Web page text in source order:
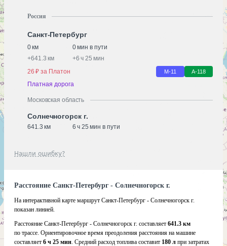
Россия
Санкт-Петербург
0 км
0 мин в пути
+641.3 км +6 ч 25 мин
26 ₽ за Платон
М-11 А-118
Платная дорога
Московская область
Солнечногорск г.
641.3 км 6 ч 25 мин в пути
Нашли ошибку?
Расстояние Санкт-Петербург - Солнечногорск г.
На интерактивной карте маршрут Санкт-Петербург - Солнечногорск г.
показан линией.
Расстояние Санкт-Петербург - Солнечногорск г. составляет 641.3 км
по трассе. Ориентировочное время преодоления расстояния на машине
составляет 6 ч 25 мин. Средний расход топлива составит 180 л при затратах